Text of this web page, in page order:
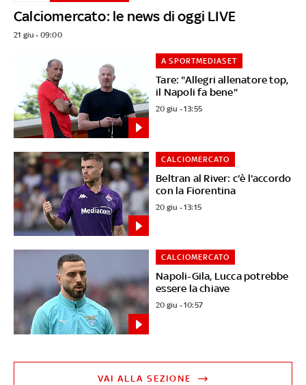
Calciomercato: le news di oggi LIVE
21 giu - 09:00
Tare: "Allegri allenatore top,
il Napoli fa bene"
A SPORTMEDIASET
20 giu - 13:55
Beltran al River: c'è l'accordo
con la Fiorentina
CALCIOMERCATO
20 giu - 13:15
Napoli-Gila, Lucca potrebbe
essere la chiave
CALCIOMERCATO
20 giu - 10:57
VAI ALLA SEZIONE